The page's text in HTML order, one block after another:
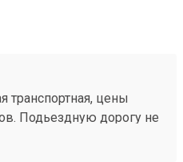
транспортная, цены
Подьездную дорогу не